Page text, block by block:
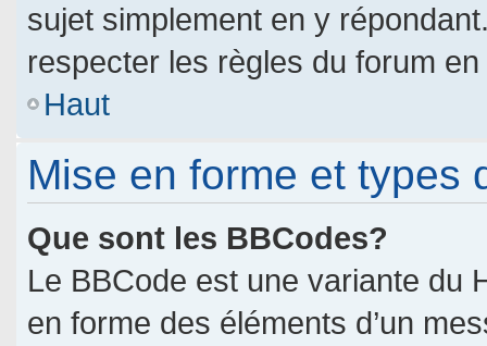
sujet simplement en y
respecter les règles du forum
Haut
Mise en forme et types
Que sont les BBCodes?
Le BBCode est une variante du
en forme des éléments d’un